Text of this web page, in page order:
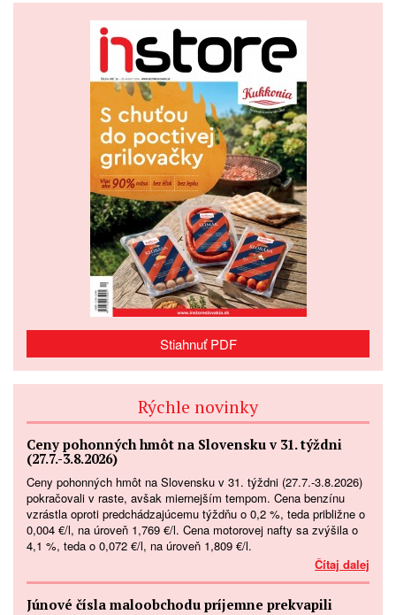
Stiahnuť PDF
Rýchle novinky
Ceny pohonných hmôt na Slovensku v 31. týždni
(27.7.-3.8.2026)
Ceny pohonných hmôt na Slovensku v 31. týždni (27.7.-3.8.2026)
pokračovali v raste, avšak miernejším tempom. Cena benzínu
vzrástla oproti predchádzajúcemu týždňu o 0,2 %, teda približne o
0,004 €/l, na úroveň 1,769 €/l. Cena motorovej nafty sa zvýšila o
4,1 %, teda o 0,072 €/l, na úroveň 1,809 €/l.
Čítaj dalej
Júnové čísla maloobchodu príjemne prekvapili